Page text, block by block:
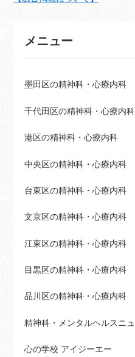
メニュー
墨田区の精神科・心療内科
千代田区の精神科・心療内科
港区の精神科・心療内科
中央区の精神科・心療内科
台東区の精神科・心療内科
文京区の精神科・心療内科
江東区の精神科・心療内科
目黒区の精神科・心療内科
品川区の精神科・心療内科
精神科・メンタルヘルスニ
心の学校 アイジーエー